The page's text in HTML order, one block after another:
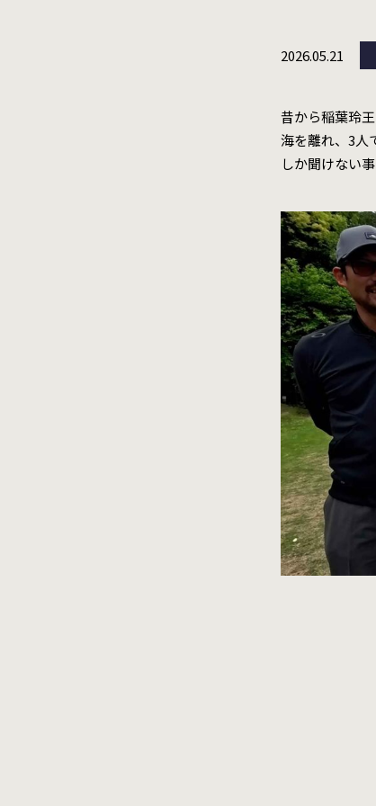
2026.05.21
昔から稲葉玲
海を離れ、3人
しか聞けない